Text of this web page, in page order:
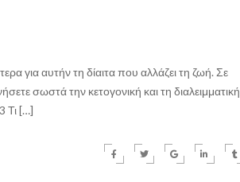
για αυτήν τη δίαιτα που αλλάζει τη ζωή. Σε
σωστά την κετογονική και τη διαλειμματική
Τι […]